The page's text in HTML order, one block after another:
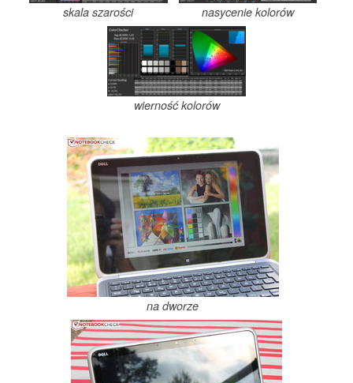
skala szarości nasycenie kolorów
wierność kolorów
na dworze